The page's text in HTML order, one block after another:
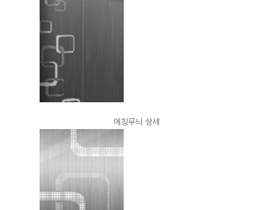
에칭무늬 상세